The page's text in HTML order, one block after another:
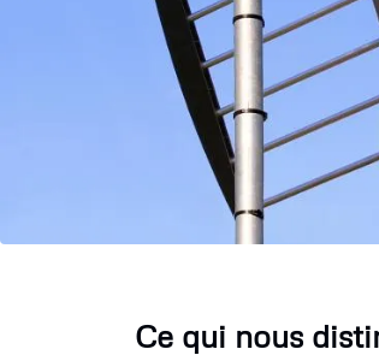
Ce qui nous